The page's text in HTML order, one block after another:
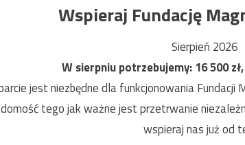
Wspieraj Fundację
Sierpień 2026
W sierpniu potrzebujemy:16 500
jest niezbędne dla funkcjonowania Fundacji
tego jak ważne jest przetrwanie
wspieraj nas już od